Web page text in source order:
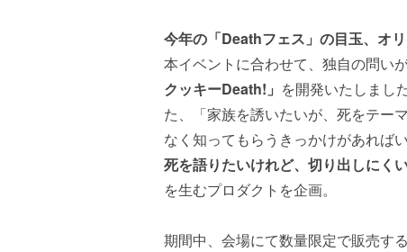
今年の「Deathフェス」の目玉、オ
本イベントに合わせて、独自の問い
クッキーDeath!」 を開発いたしまし
た、「家族を誘いたいが、死をテー
なく知ってもらうきっかけがあれば
死を語りたいけれど、切り出しにくい
を生むプロダクトを企画。
期間中、会場にて数量限定で販売す